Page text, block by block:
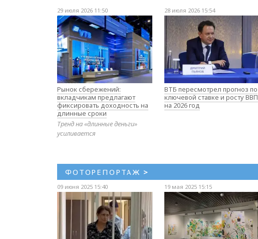
29 июля 2026 11:50
Рынок сбережений:
вкладчикам предлагают
фиксировать доходность на
длинные сроки
Тренд на «длинные деньги»
усиливается
28 июля 2026 15:54
ВТБ пересмотрел прогноз по
ключевой ставке и росту ВВП
на 2026 год
ФОТОРЕПОРТАЖ >
09 июня 2025 15:40 19 мая 2025 15:15